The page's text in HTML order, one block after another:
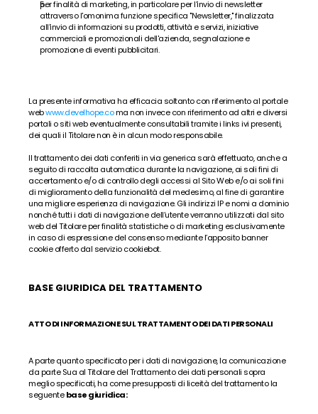
per finalità di marketing, in particolare per l'invio di newsletter
attraverso l'omonima funzione specifica "Newsletter," finalizzata
all'invio di informazioni su prodotti, attività e servizi, iniziative
commerciali e promozionali dell'azienda, segnalazione e
promozione di eventi pubblicitari.
La presente informativa ha efficacia soltanto con riferimento al portale
web www.develhope.co ma non invece con riferimento ad altri e diversi
portali o siti web eventualmente consultabili tramite i links ivi presenti,
dei quali il Titolare non è in alcun modo responsabile.
Il trattamento dei dati conferiti in via generica sarà effettuato, anche a
seguito di raccolta automatica durante la navigazione, ai soli fini di
accertamento e/o di controllo degli accessi al Sito Web e/o ai soli fini
di miglioramento della funzionalità del medesimo, al fine di garantire
una migliore esperienza di navigazione. Gli indirizzi IP e nomi a dominio
nonché tutti i dati di navigazione dell’utente verranno utilizzati dal sito
web del Titolare per finalità statistiche o di marketing esclusivamente
in caso di espressione del consenso mediante l’apposito banner
cookie offerto dal servizio cookiebot.
BASE GIURIDICA DEL TRATTAMENTO
ATTO DI INFORMAZIONE SUL TRATTAMENTO DEI DATI PERSONALI
A parte quanto specificato per i dati di navigazione, la comunicazione
da parte Sua al Titolare del Trattamento dei dati personali sopra
meglio specificati, ha come presupposti di liceità del trattamento la
seguente base giuridica: